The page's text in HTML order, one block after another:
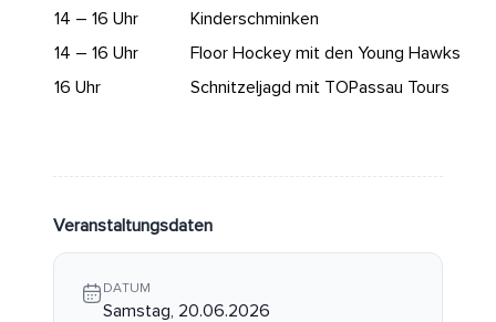
14 – 16 Uhr
Kinderschminken
14 – 16 Uhr
Floor Hockey mit den Young Hawks
16 Uhr
Schnitzeljagd mit TOPassau Tours
Veranstaltungsdaten
DATUM
Samstag, 20.06.2026